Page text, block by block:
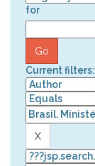
for
Current filters: